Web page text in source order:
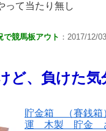
って当たり無し
で競馬板アウト ：2017/12/
ど、負けた気
貯金箱 （賽銭
運 木製 貯金